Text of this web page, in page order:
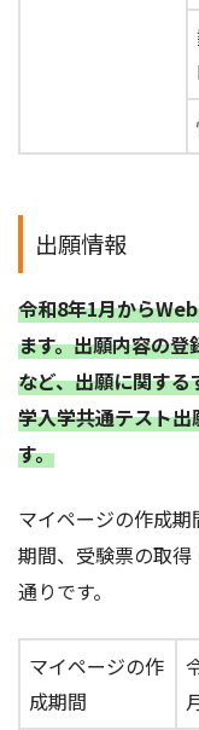
出願情報
令和8年1月から
ます。出願内容の
など、出願に関す
学入学共通テスト
す。
マイページの作成
期間、受験票の取
通りです。
マイページの作
成期間